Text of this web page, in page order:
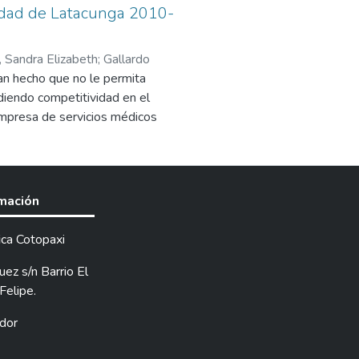
de Latacunga 2010-
Elizabeth; Gallardo
hecho que no le permita
competitividad en el
de servicios médicos
Cotopaxi
s/n Barrio El